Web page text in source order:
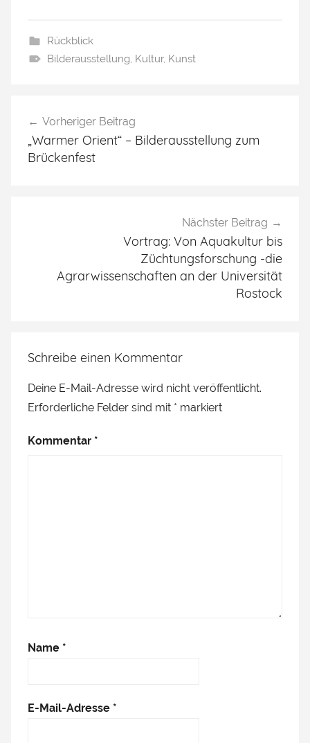
Rückblick
Bilderausstellung, Kultur, Kunst
Vorheriger Beitrag
„Warmer Orient“ – Bilderausstellung zum
Brückenfest
Nächster Beitrag
Vortrag: Von Aquakultur bis
Züchtungsforschung -die
Agrarwissenschaften an der Universität
Rostock
Schreibe einen Kommentar
Deine E-Mail-Adresse wird nicht veröffentlicht.
Erforderliche Felder sind mit * markiert
Kommentar *
Name *
E-Mail-Adresse *